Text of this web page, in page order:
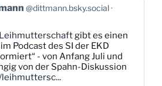
@dittmann.bsky.social
gibt es einen
Podcast des SI der EKD
- von Anfang Juli und
von der Spahn-Diskussion